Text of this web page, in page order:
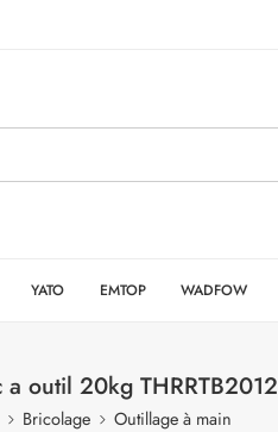
YATO EMTOP WADFOW
a outil 20kg THRRTB2012
Bricolage Outillage à main